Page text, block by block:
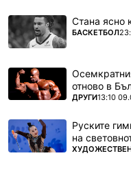
Стана ясно
ПОВЕЧЕ ОТ
БАСКЕТБОЛ
отново в
ПОВЕЧЕ ОТ
ДРУГИ13:10
Руските
на
ПОВЕЧЕ ОТ